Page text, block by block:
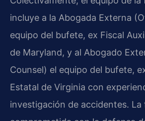
incluye a la Abogada Externa
equipo del bufete, ex Fiscal
de Maryland, y al Abogado
Counsel) el equipo del bufete,
Estatal de Virginia con
investigación de accidentes. La